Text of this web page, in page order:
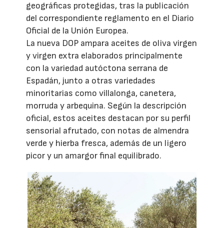
geográficas protegidas, tras la publicación
del correspondiente reglamento en el Diario
Oficial de la Unión Europea.
La nueva DOP ampara aceites de oliva virgen
y virgen extra elaborados principalmente
con la variedad autóctona serrana de
Espadán, junto a otras variedades
minoritarias como villalonga, canetera,
morruda y arbequina. Según la descripción
oficial, estos aceites destacan por su perfil
sensorial afrutado, con notas de almendra
verde y hierba fresca, además de un ligero
picor y un amargor final equilibrado.